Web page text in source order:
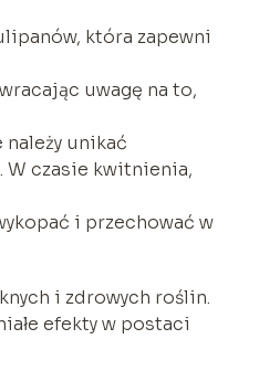
która zapewni
uwagę na to,
unikać
W czasie kwitnienia,
i przechować w
i zdrowych roślin.
efekty w postaci